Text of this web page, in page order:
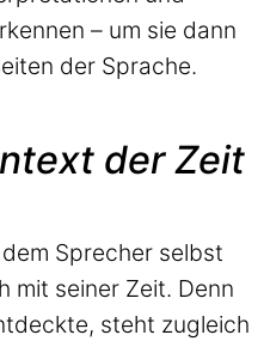
– um sie dann
der Sprache.
der Zeit
Sprecher selbst
mit seiner Zeit. Denn
steht zugleich